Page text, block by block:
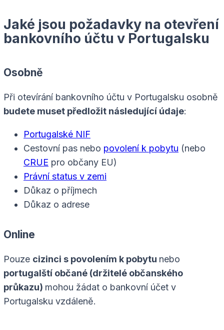
Jaké jsou požadavky na otevření
bankovního účtu v Portugalsku
Osobně
Při otevírání bankovního účtu v Portugalsku osobně
budete muset předložit následující údaje:
Portugalské NIF
Cestovní pas nebo povolení k pobytu (nebo
CRUE pro občany EU)
Právní status v zemi
Důkaz o příjmech
Důkaz o adrese
Online
Pouze cizinci s povolením k pobytu nebo
portugalští občané (držitelé občanského
průkazu) mohou žádat o bankovní účet v
Portugalsku vzdáleně.